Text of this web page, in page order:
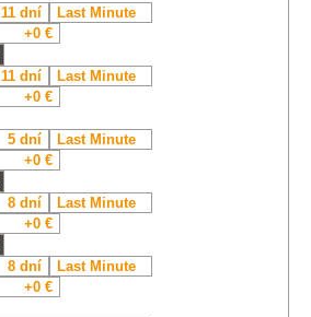
11 dní
Last Minute
+0 €
11 dní
Last Minute
+0 €
5 dní
Last Minute
+0 €
8 dní
Last Minute
+0 €
8 dní
Last Minute
+0 €